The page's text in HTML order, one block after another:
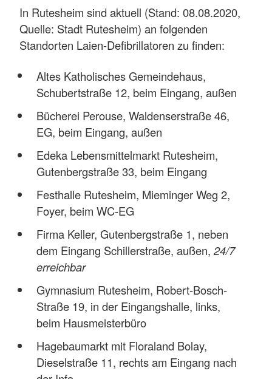
In Rutesheim sind aktuell (Stand: 08.08.2020,
Quelle: Stadt Rutesheim) an folgenden
Standorten Laien-Defibrillatoren zu finden:
Altes Katholisches Gemeindehaus,
Schubertstraße 12, beim Eingang, außen
Bücherei Perouse, Waldenserstraße 46,
EG, beim Eingang, außen
Edeka Lebensmittelmarkt Rutesheim,
Gutenbergstraße 33, beim Eingang
Festhalle Rutesheim, Mieminger Weg 2,
Foyer, beim WC-EG
Firma Keller, Gutenbergstraße 1, neben
dem Eingang Schillerstraße, außen, 24/7
erreichbar
Gymnasium Rutesheim, Robert-Bosch-
Straße 19, in der Eingangshalle, links,
beim Hausmeisterbüro
Hagebaumarkt mit Floraland Bolay,
Dieselstraße 11, rechts am Eingang nach